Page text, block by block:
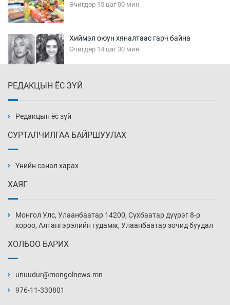
Өчигдөр 15 цаг 00 мин
Хиймэл оюун хяналтаас гарч байна
Өчигдөр 14 цаг 30 мин
Өчигдөр 14 цаг 00 мин
нэмэгджээ
Өчигдөр 13 цаг 30 мин
Өчигдөр 13 цаг 00 мин
РЕДАКЦЫН ЁС ЗҮЙ
Редакцын ёс зүй
СУРТАЛЧИЛГАА БАЙРШУУЛАХ
Үнийн санал харах
ХАЯГ
Монгол Улс, Улаанбаатар 14200, Сүхбаатар дүүрэг 8-р
хороо, Алтангэрэлийн гудамж, Улаанбаатар зочид буудал
ХОЛБОО БАРИХ
unuudur@mongolnews.mn
976-11-330801